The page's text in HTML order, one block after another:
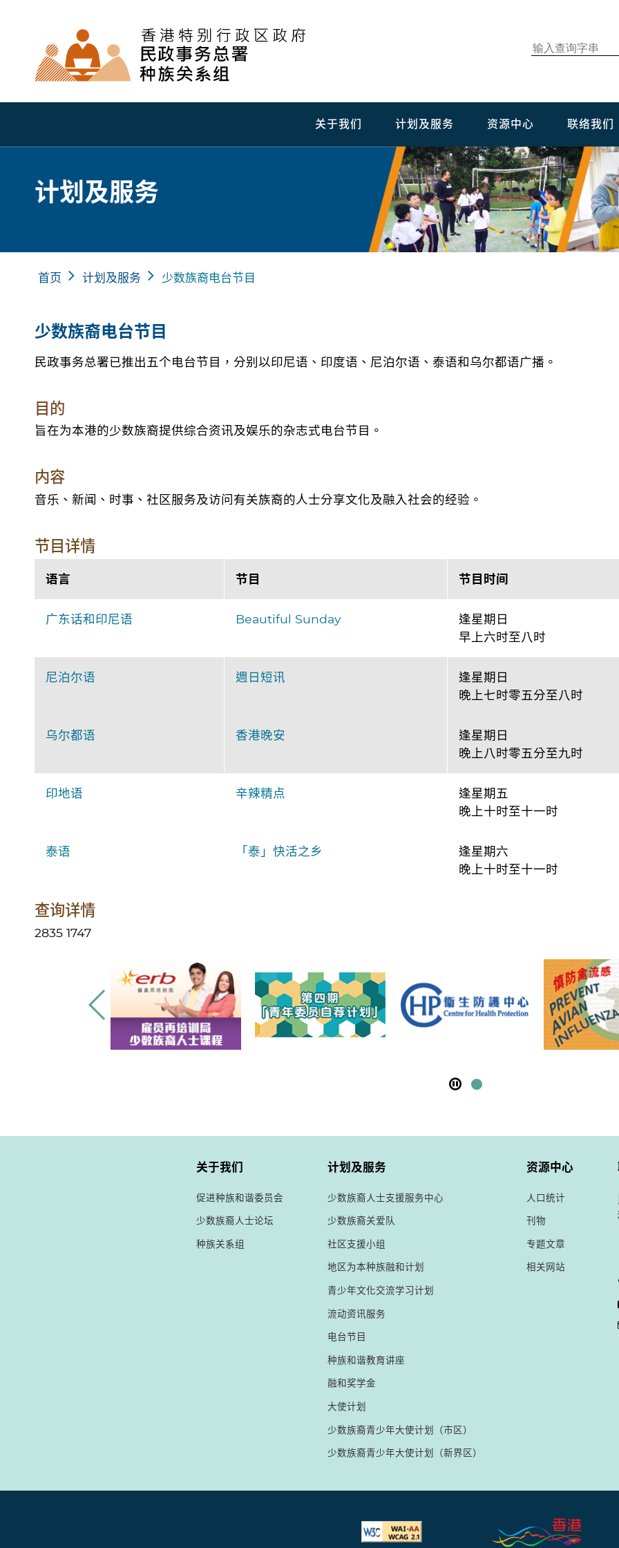
关于我们 计划及服务 资源中心 联络我们
计划及服务
首页 计划及服务 少数族裔电台节目
少数族裔电台节目
民政事务总署已推出五个电台节目，分别以印尼语、印度语、尼泊尔语、泰语和乌尔都语广播。
目的
旨在为本港的少数族裔提供综合资讯及娱乐的杂志式电台节目。
内容
音乐、新闻、时事、社区服务及访问有关族裔的人士分享文化及融入社会的经验。
节目详情
语言 节目 节目时间
广东话和印尼语 Beautiful Sunday
逢星期日
早上六时至八时
尼泊尔语 週日短讯
逢星期日
晚上七时零五分至八时
乌尔都语 香港晚安
逢星期日
晚上八时零五分至九时
印地语 辛辣精点
逢星期五
晚上十时至十一时
泰语 「泰」快活之乡
逢星期六
晚上十时至十一时
查询详情
2835 1747
关于我们
促进种族和谐委员会
少数族裔人士论坛
种族关系组
计划及服务
少数族裔人士支援服务中心
少数族裔关爱队
社区支援小组
地区为本种族融和计划
青少年文化交流学习计划
流动资讯服务
电台节目
种族和谐教育讲座
融和奖学金
大使计划
少数族裔青少年大使计划（市区）
少数族裔青少年大使计划（新界区）
资源中心
人口统计
刊物
专题文章
相关网站